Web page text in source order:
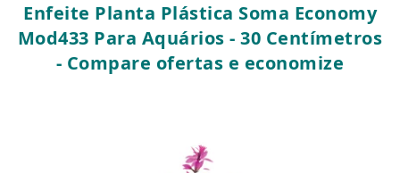
Enfeite Planta Plástica Soma Economy
Mod433 Para Aquários - 30 Centímetros
- Compare ofertas e economize